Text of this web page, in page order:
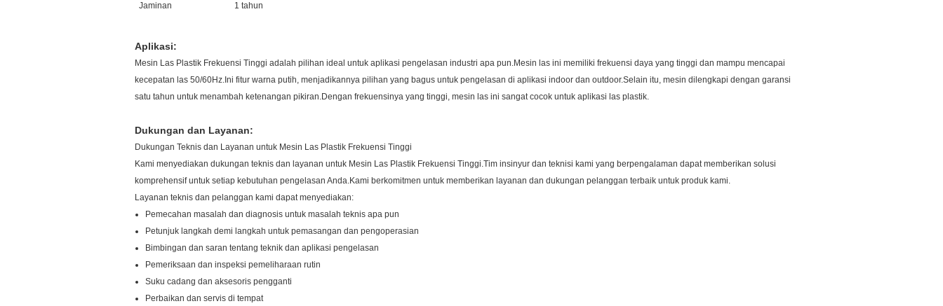
Jaminan 1 tahun
Aplikasi:
Mesin Las Plastik Frekuensi Tinggi adalah pilihan ideal untuk aplikasi pengelasan industri apa pun.Mesin las ini memiliki frekuensi daya yang tinggi dan mampu mencapai
kecepatan las 50/60Hz.Ini fitur warna putih, menjadikannya pilihan yang bagus untuk pengelasan di aplikasi indoor dan outdoor.Selain itu, mesin dilengkapi dengan garansi
satu tahun untuk menambah ketenangan pikiran.Dengan frekuensinya yang tinggi, mesin las ini sangat cocok untuk aplikasi las plastik.
Dukungan dan Layanan:
Dukungan Teknis dan Layanan untuk Mesin Las Plastik Frekuensi Tinggi
Kami menyediakan dukungan teknis dan layanan untuk Mesin Las Plastik Frekuensi Tinggi.Tim insinyur dan teknisi kami yang berpengalaman dapat memberikan solusi
komprehensif untuk setiap kebutuhan pengelasan Anda.Kami berkomitmen untuk memberikan layanan dan dukungan pelanggan terbaik untuk produk kami.
Layanan teknis dan pelanggan kami dapat menyediakan:
Pemecahan masalah dan diagnosis untuk masalah teknis apa pun
Petunjuk langkah demi langkah untuk pemasangan dan pengoperasian
Bimbingan dan saran tentang teknik dan aplikasi pengelasan
Pemeriksaan dan inspeksi pemeliharaan rutin
Suku cadang dan aksesoris pengganti
Perbaikan dan servis di tempat